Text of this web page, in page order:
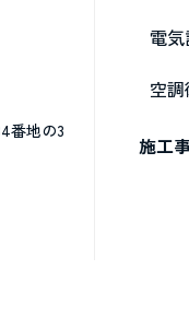
番地の3
電
空
施工